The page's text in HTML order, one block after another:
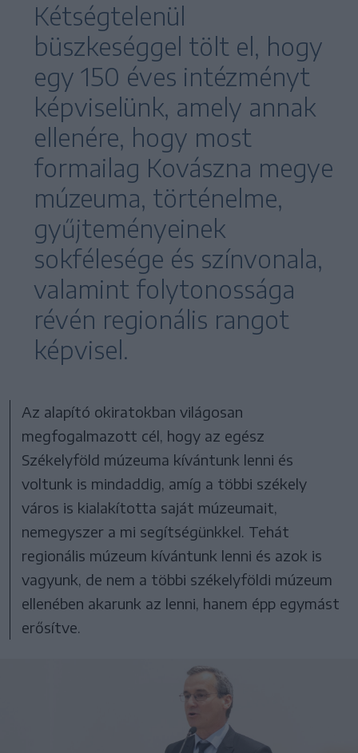
Kétségtelenül
büszkeséggel tölt el, hogy
egy 150 éves intézményt
képviselünk, amely annak
ellenére, hogy most
formailag Kovászna megye
múzeuma, történelme,
gyűjteményeinek
sokfélesége és színvonala,
valamint folytonossága
révén regionális rangot
képvisel.
Az alapító okiratokban világosan
megfogalmazott cél, hogy az egész
Székelyföld múzeuma kívántunk lenni és
voltunk is mindaddig, amíg a többi székely
város is kialakította saját múzeumait,
nemegyszer a mi segítségünkkel. Tehát
regionális múzeum kívántunk lenni és azok is
vagyunk, de nem a többi székelyföldi múzeum
ellenében akarunk az lenni, hanem épp egymást
erősítve.